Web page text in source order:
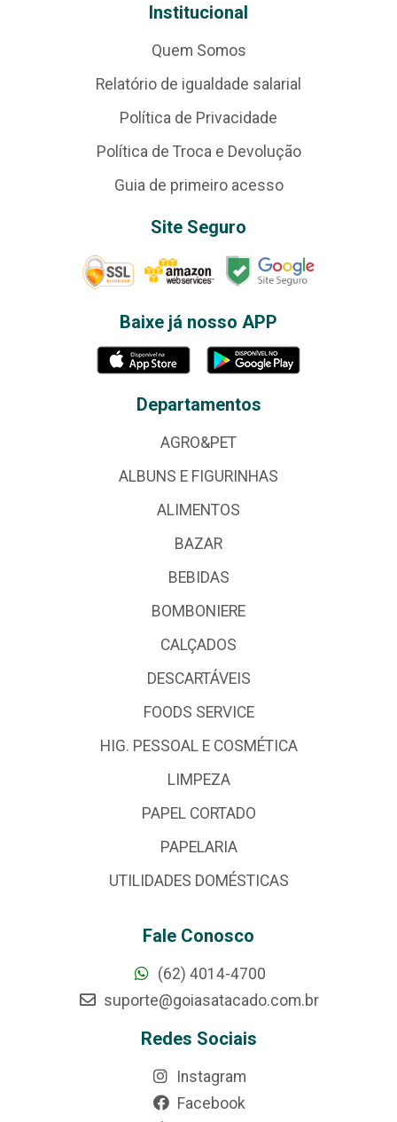
Institucional
Quem Somos
Relatório de igualdade salarial
Política de Privacidade
Política de Troca e Devolução
Guia de primeiro acesso
Site Seguro
Baixe já nosso APP
Departamentos
AGRO&PET
ALBUNS E FIGURINHAS
ALIMENTOS
BAZAR
BEBIDAS
BOMBONIERE
CALÇADOS
DESCARTÁVEIS
FOODS SERVICE
HIG. PESSOAL E COSMÉTICA
LIMPEZA
PAPEL CORTADO
PAPELARIA
UTILIDADES DOMÉSTICAS
Fale Conosco
(62) 4014-4700
suporte@goiasatacado.com.br
Redes Sociais
Instagram
Facebook